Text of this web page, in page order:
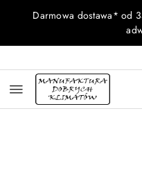
Przejdź do treści
Przejdź do
Przejdź do moje
Przejdź do menu
Przejdź do opisu
Przejdź do stopki
Darmowa dostawa* od